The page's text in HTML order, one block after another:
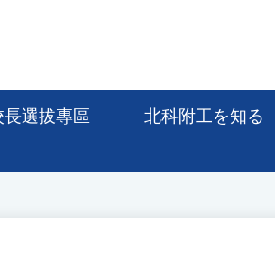
選拔專區 北科附工を知る